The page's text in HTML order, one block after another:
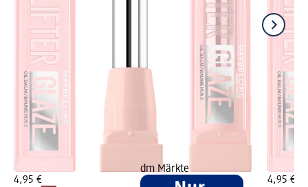
4,95 €
dm Märkte
4,95 €